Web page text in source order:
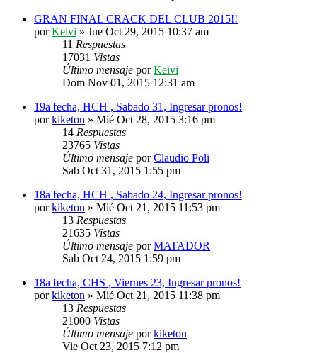
GRAN FINAL CRACK DEL CLUB 2015!!
porKeivi » Jue Oct 29, 2015 10:37 am
11 Respuestas
17031 Vistas
Último mensaje porKeivi
Dom Nov 01, 2015 12:31 am
19a fecha, HCH , Sabado 31, Ingresar pronos!
porkiketon » Mié Oct 28, 2015 3:16 pm
14 Respuestas
23765 Vistas
Último mensaje porClaudio Poli
Sab Oct 31, 2015 1:55 pm
18a fecha, HCH , Sabado 24, Ingresar pronos!
porkiketon » Mié Oct 21, 2015 11:53 pm
13 Respuestas
21635 Vistas
Último mensaje porMATADOR
Sab Oct 24, 2015 1:59 pm
18a fecha, CHS , Viernes 23, Ingresar pronos!
porkiketon » Mié Oct 21, 2015 11:38 pm
13 Respuestas
21000 Vistas
Último mensaje porkiketon
Vie Oct 23, 2015 7:12 pm